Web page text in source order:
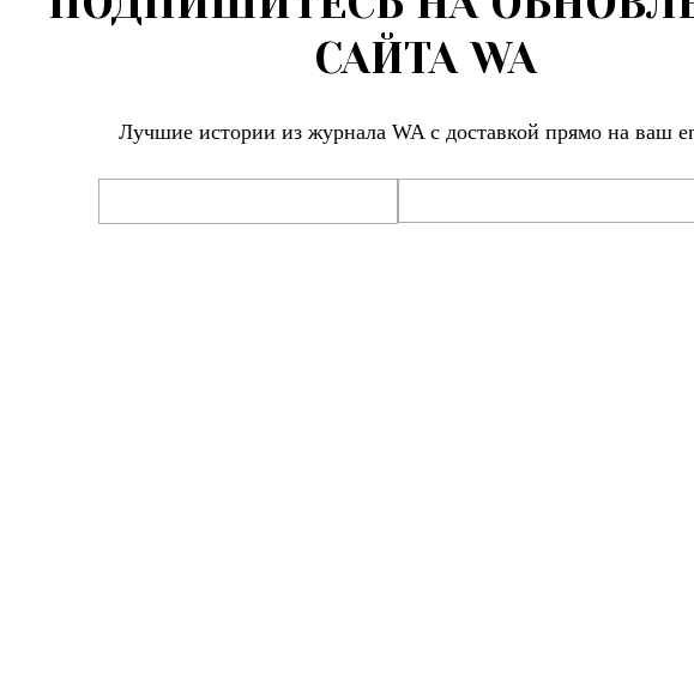
САЙТА WA
Лучшие истории из журнала WA c доставкой прямо на ваш